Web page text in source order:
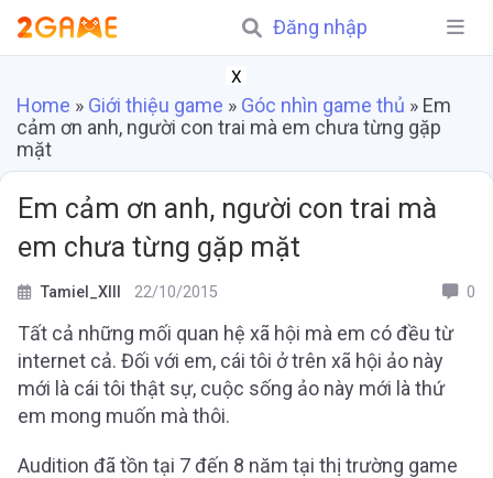
Đăng nhập
X
Home » Giới thiệu game » Góc nhìn game thủ » Em
cảm ơn anh, người con trai mà em chưa từng gặp
mặt
Em cảm ơn anh, người con trai mà
em chưa từng gặp mặt
Tamiel_XIII 22/10/2015 0
Tất cả những mối quan hệ xã hội mà em có đều từ
internet cả. Đối với em, cái tôi ở trên xã hội ảo này
mới là cái tôi thật sự, cuộc sống ảo này mới là thứ
em mong muốn mà thôi.
Audition đã tồn tại 7 đến 8 năm tại thị trường game